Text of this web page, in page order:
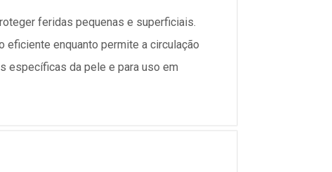
feridas pequenas e superficiais.
eficiente enquanto permite a circulação
específicas da pele e para uso em